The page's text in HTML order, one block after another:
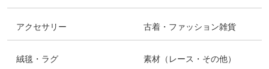
アクセサリー 古着・ファッション雑貨
絨毯・ラグ 素材（レース・その他）